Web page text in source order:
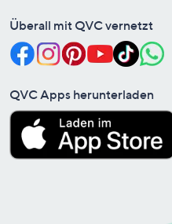
Überall mit QVC vernetzt
QVC Apps herunterladen